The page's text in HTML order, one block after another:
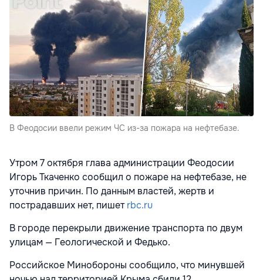
В Феодосии ввели режим ЧС из-за пожара на нефтебазе.
Утром 7 октября глава администрации Феодосии
Игорь Ткаченко сообщил о пожаре на нефтебазе, не
уточнив причин. По данным властей, жертв и
пострадавших нет, пишетrbc.ru
В городе перекрыли движение транспорта по двум
улицам — Геологической и Федько.
Российское Минобороны сообщило, что минувшей